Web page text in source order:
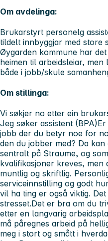
Om avdelinga:
Brukarstyrt personelg
tildelt innbyggjar med store
Øygarden kommune har
heimen til arbeidsleiar,
både i jobb/skule
Om stillinga:
Vi søkjer no etter ein
Jeg søker assistent (BPA)
jobb der du betyr noe for
den du jobber med? Da
sentralt på Straume, og
kvalifikasjoner kreves,
muntlig og skriftlig.
serviceinnstilling og godt
vil ha ting er også viktig.
stresset.Det er bra om du
etter en langvarig
må påregnes arbeid på
meg i stort og smått i